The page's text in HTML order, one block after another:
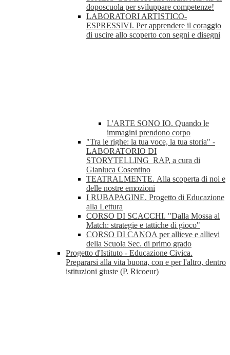
doposcuola per sviluppare competenze!
LABORATORI ARTISTICO-
ESPRESSIVI. Per apprendere il coraggio
di uscire allo scoperto con segni e disegni
L'ARTE SONO IO. Quando le
immagini prendono corpo
"Tra le righe: la tua voce, la tua storia" -
LABORATORIO DI
STORYTELLING_RAP, a cura di
Gianluca Cosentino
TEATRALMENTE. Alla scoperta di noi e
delle nostre emozioni
I RUBAPAGINE. Progetto di Educazione
alla Lettura
CORSO DI SCACCHI. "Dalla Mossa al
Match: strategie e tattiche di gioco"
CORSO DI CANOA per allieve e allievi
della Scuola Sec. di primo grado
Progetto d'Istituto - Educazione Civica.
Prepararsi alla vita buona, con e per l'altro, dentro
istituzioni giuste (P. Ricoeur)